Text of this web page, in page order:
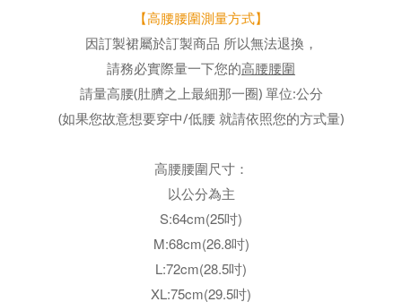
【高腰腰圍測量方式】
因訂製裙屬於訂製商品 所以無法退換，
請務必實際量一下您的高腰腰圍
請量高腰(肚臍之上最細那一圈) 單位:公分
(如果您故意想要穿中/低腰 就請依照您的方式量)
高腰腰圍尺寸：
以公分為主
S:64cm(25吋)
M:68cm(26.8吋)
L:72cm(28.5吋)
XL:75cm(29.5吋)